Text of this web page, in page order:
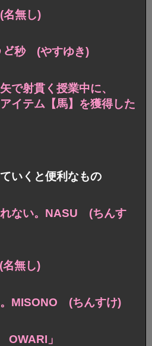
無し)
ど秒 (やすゆき)
で射貫く授業中に、
イテム【馬】を獲得した
いくと便利なもの
ない。NASU (ちんす
無し)
。MISONO (ちんすけ)
」